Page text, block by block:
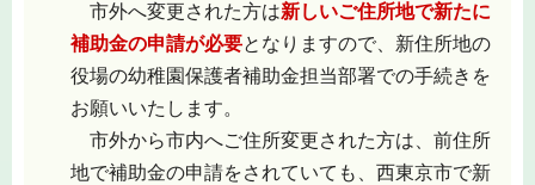
市外へ変更された方は新しいご住所地で新たに
補助金の申請が必要となりますので、新住所地の
役場の幼稚園保護者補助金担当部署での手続きを
お願いいたします。
市外から市内へご住所変更された方は、前住所
地で補助金の申請をされていても、西東京市で新